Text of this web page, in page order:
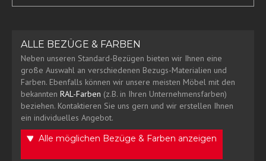
ALLE BEZÜGE & FARBEN
Neben unseren Standard-Bezügen bieten wir Ihnen eine
große Auswahl an verschiedenen Bezugs-Materialien und
Farben. Ebenfalls können wir unsere meisten Möbel mit den
bekannten RAL-Farben (z.B. in Ihren Unternehmensfarben)
beziehen. Kontaktieren Sie uns gern und wir erstellen Ihnen
ein individuelles Angebot.
Alle möglichen Bezüge & Farben anzeigen